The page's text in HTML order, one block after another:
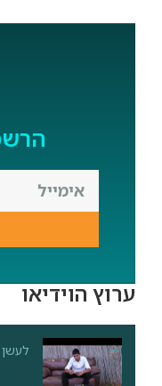
ערוץ הוידיאו